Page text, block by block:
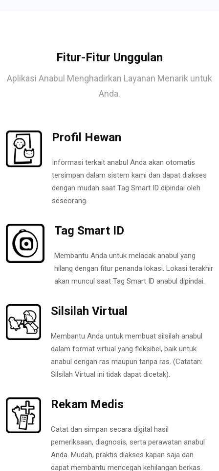
Fitur-Fitur Unggulan
Aplikasi Anabul Menghadirkan Layanan Menarik untuk
Anda.
Profil Hewan
Informasi terkait anabul Anda akan otomatis
tersimpan dalam sistem kami dan dapat diakses
dengan mudah saat Tag Smart ID dipindai oleh
seseorang.
Tag Smart ID
Membantu Anda untuk melacak anabul yang
hilang dengan fitur penanda lokasi. Lokasi terakhir
akan muncul saat Tag Smart ID anabul dipindai.
Silsilah Virtual
Membantu Anda untuk membuat silsilah anabul
dalam format virtual yang fleksibel, baik untuk
anabul dengan ras maupun tanpa ras. (Catatan:
Silsilah Virtual ini tidak dapat dicetak).
Rekam Medis
Catat dan simpan secara digital hasil
pemeriksaan, diagnosis, serta perawatan anabul
Anda. Mudah, praktis diakses kapan saja dan
dapat membantu mencegah kehilangan berkas.